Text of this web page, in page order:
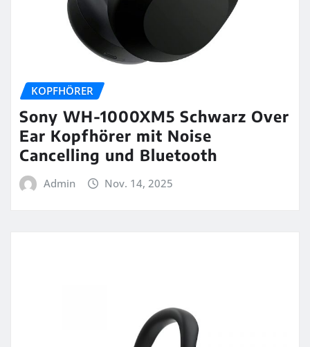
KOPFHÖRER
Sony WH-1000XM5 Schwarz Over
Ear Kopfhörer mit Noise
Cancelling und Bluetooth
Admin Nov. 14, 2025